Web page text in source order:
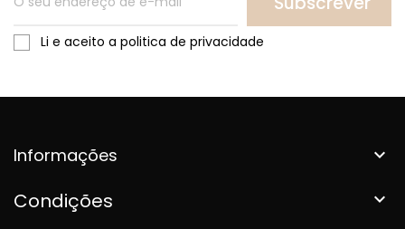
Li e aceito a politica de privacidade
Informações 
Condições 